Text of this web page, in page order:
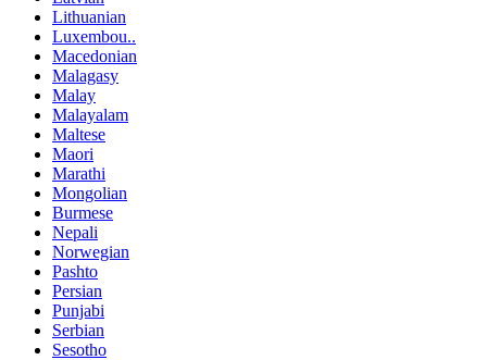
Lithuanian
Luxembou..
Macedonian
Malagasy
Malay
Malayalam
Maltese
Maori
Marathi
Mongolian
Burmese
Nepali
Norwegian
Pashto
Persian
Punjabi
Serbian
Sesotho